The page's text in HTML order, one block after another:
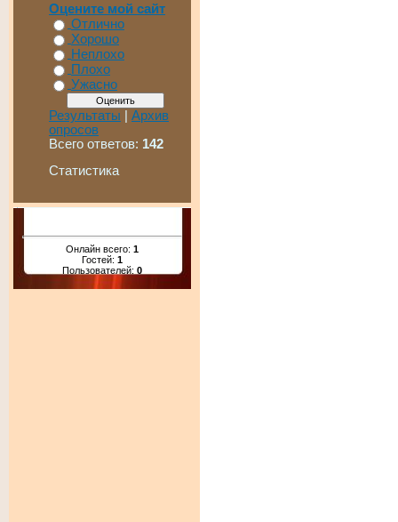
Оцените мой сайт
Отлично
Хорошо
Неплохо
Плохо
Ужасно
Результаты | Архив
опросов
Всего ответов: 142
Статистика
Онлайн всего: 1
Гостей: 1
Пользователей: 0